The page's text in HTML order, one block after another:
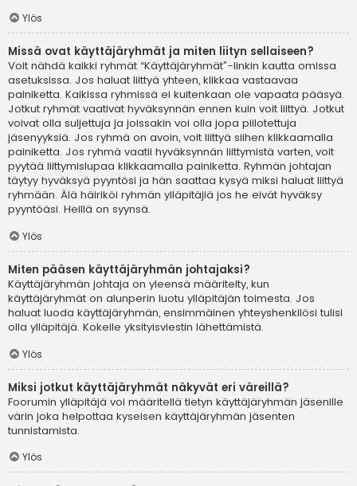
Ylös
Missä ovat käyttäjäryhmät ja miten liityn sellaiseen?
Voit nähdä kaikki ryhmät “Käyttäjäryhmät”-linkin kautta omissa
asetuksissa. Jos haluat liittyä yhteen, klikkaa vastaavaa
painiketta. Kaikissa ryhmissä ei kuitenkaan ole vapaata pääsyä.
Jotkut ryhmät vaativat hyväksynnän ennen kuin voit liittyä. Jotkut
voivat olla suljettuja ja joissakin voi olla jopa piilotettuja
jäsenyyksiä. Jos ryhmä on avoin, voit liittyä siihen klikkaamalla
painiketta. Jos ryhmä vaatii hyväksynnän liittymistä varten, voit
pyytää liittymislupaa klikkaamalla painiketta. Ryhmän johtajan
täytyy hyväksyä pyyntösi ja hän saattaa kysyä miksi haluat liittyä
ryhmään. Älä häiriköi ryhmän ylläpitäjiä jos he eivät hyväksy
pyyntöäsi. Heillä on syynsä.
Ylös
Miten pääsen käyttäjäryhmän johtajaksi?
Käyttäjäryhmän johtaja on yleensä määritelty, kun
käyttäjäryhmät on alunperin luotu ylläpitäjän toimesta. Jos
haluat luoda käyttäjäryhmän, ensimmäinen yhteyshenkilösi tulisi
olla ylläpitäjä. Kokeile yksityisviestin lähettämistä.
Ylös
Miksi jotkut käyttäjäryhmät näkyvät eri väreillä?
Foorumin ylläpitäjä voi määritellä tietyn käyttäjäryhmän jäsenille
värin joka helpottaa kyseisen käyttäjäryhmän jäsenten
tunnistamista.
Ylös